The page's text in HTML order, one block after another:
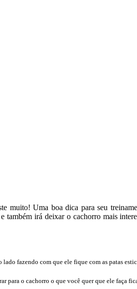
muito! Uma boa dica para seu
também irá deixar o cachorro mais
fazendo com que ele fique com as patas
para o cachorro o que você quer que ele faça